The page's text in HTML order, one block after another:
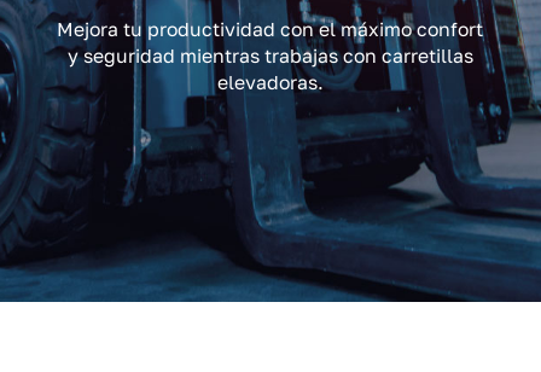
Mejora tu productividad con el máximo confort
y seguridad mientras trabajas con carretillas
elevadoras.